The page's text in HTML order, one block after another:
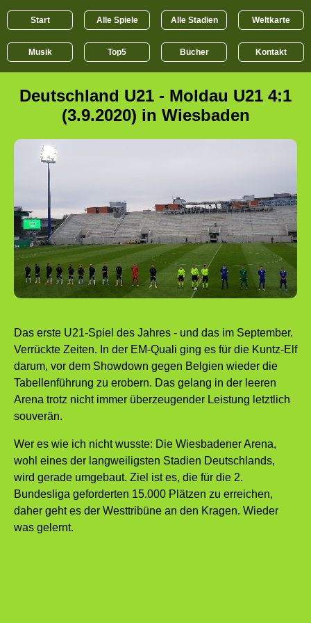
Start Alle Spiele Alle Stadien Weltkarte
Musik Top5 Bücher Kontakt
Deutschland U21 - Moldau U21 4:1
(3.9.2020) in Wiesbaden
Das erste U21-Spiel des Jahres - und das im September.
Verrückte Zeiten. In der EM-Quali ging es für die Kuntz-Elf
darum, vor dem Showdown gegen Belgien wieder die
Tabellenführung zu erobern. Das gelang in der leeren
Arena trotz nicht immer überzeugender Leistung letztlich
souverän.
Wer es wie ich nicht wusste: Die Wiesbadener Arena,
wohl eines der langweiligsten Stadien Deutschlands,
wird gerade umgebaut. Ziel ist es, die für die 2.
Bundesliga geforderten 15.000 Plätzen zu erreichen,
daher geht es der Westtribüne an den Kragen. Wieder
was gelernt.